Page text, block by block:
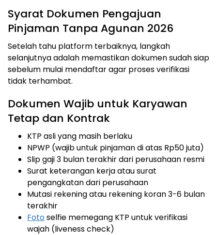
Syarat Dokumen Pengajuan
Pinjaman Tanpa Agunan 2026
Setelah tahu platform terbaiknya, langkah
selanjutnya adalah memastikan dokumen sudah siap
sebelum mulai mendaftar agar proses verifikasi
tidak terhambat.
Dokumen Wajib untuk Karyawan
Tetap dan Kontrak
KTP asli yang masih berlaku
NPWP (wajib untuk pinjaman di atas Rp50 juta)
Slip gaji 3 bulan terakhir dari perusahaan resmi
Surat keterangan kerja atau surat
pengangkatan dari perusahaan
Mutasi rekening atau rekening koran 3-6 bulan
terakhir
Fotoselfie memegang KTP untuk verifikasi
wajah (liveness check)